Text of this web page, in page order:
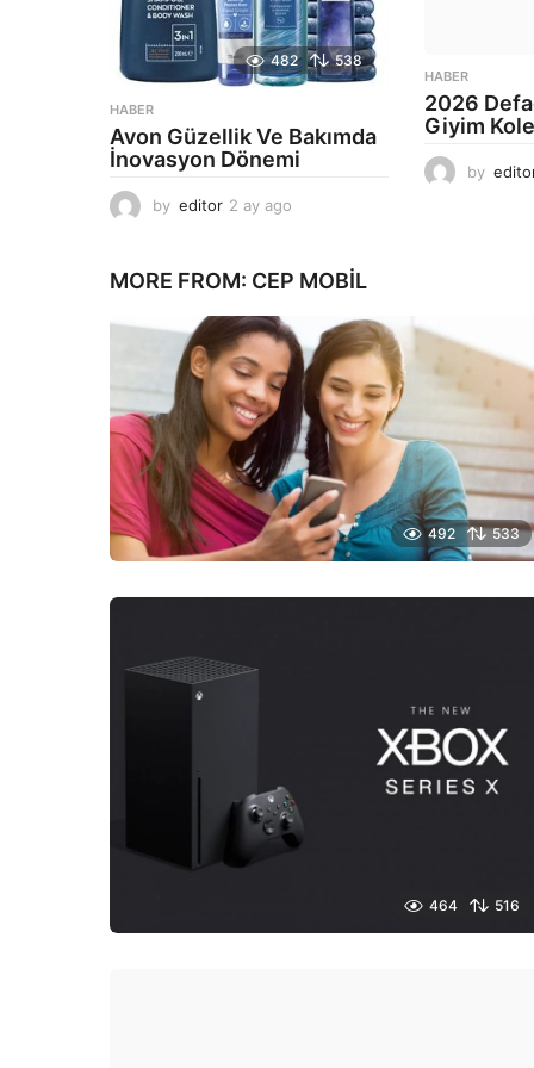
482 538
HABER
Avon Güzellik Ve Bakımda
İnovasyon Dönemi
by editor 2 ay ago
a
HABER
2026
Giyim
by
MORE FROM: CEP MOBIL
492 533
464 516